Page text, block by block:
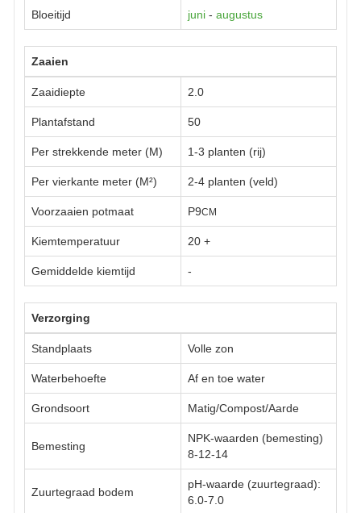
Bloeitijd juni - augustus
Zaaien
Zaaidiepte 2.0
Plantafstand 50
Per strekkende meter (M) 1-3 planten (rij)
Per vierkante meter (M²) 2-4 planten (veld)
Voorzaaien potmaat P9CM
Kiemtemperatuur 20 +
Gemiddelde kiemtijd -
Verzorging
Standplaats Volle zon
Waterbehoefte Af en toe water
Grondsoort Matig/Compost/Aarde
Bemesting
NPK-waarden (bemesting)
8-12-14
Zuurtegraad bodem
pH-waarde (zuurtegraad):
6.0-7.0